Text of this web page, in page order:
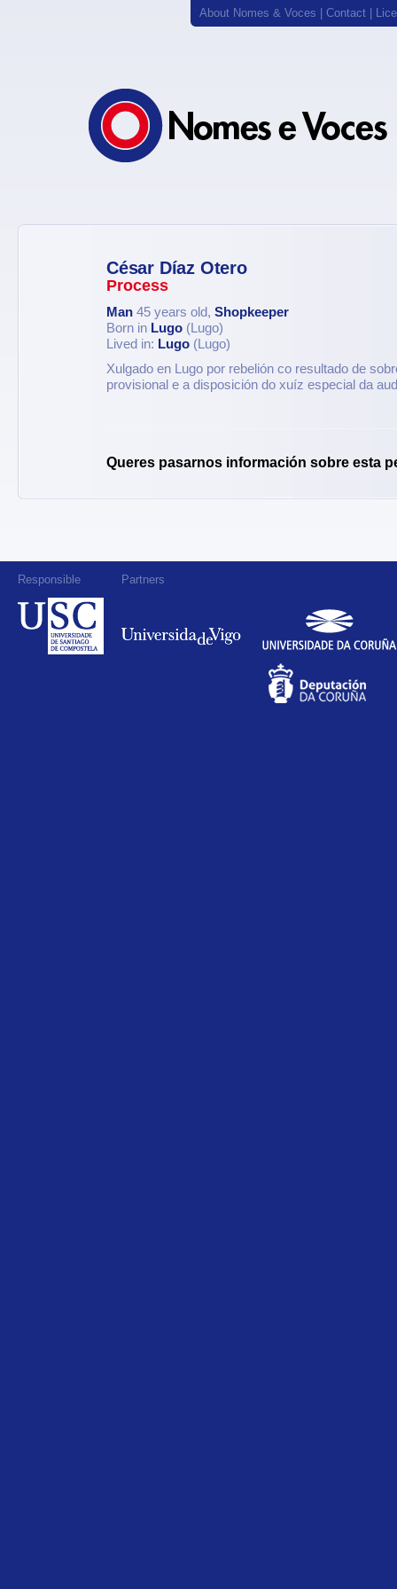
About Nomes & Voces Contact
César Díaz Otero
Process
Man 45 years old, Shopkeeper
Born in Lugo (Lugo)
Lived in: Lugo (Lugo)
Xulgado en Lugo por rebelión co resultado de
provisional e a disposición do xuíz especial da
Queres pasarnos información sobre esta
Responsible Partners